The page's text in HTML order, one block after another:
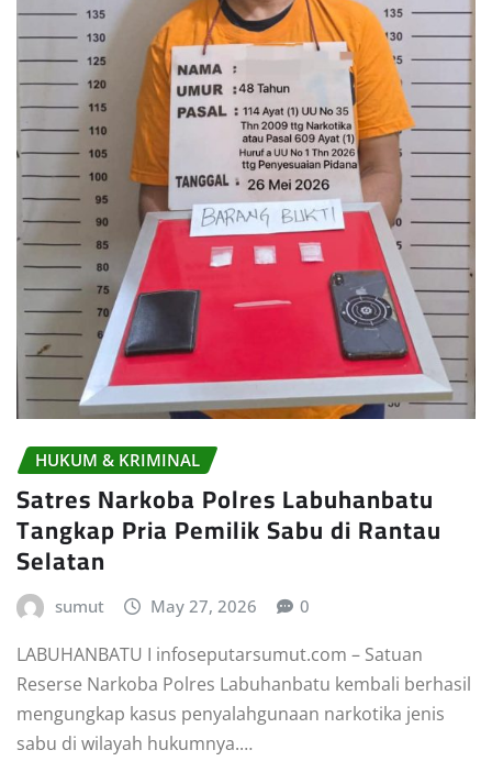
HUKUM & KRIMINAL
Satres Narkoba Polres Labuhanbatu
Tangkap Pria Pemilik Sabu di Rantau
Selatan
sumut May 27, 2026 0
LABUHANBATU I infoseputarsumut.com – Satuan
Reserse Narkoba Polres Labuhanbatu kembali berhasil
mengungkap kasus penyalahgunaan narkotika jenis
sabu di wilayah hukumnya.…